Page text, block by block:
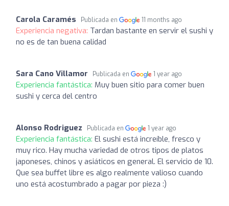
Carola Caramés Publicada en 11 months ago
Experiencia negativa: Tardan bastante en servir el sushi y
no es de tan buena calidad
Sara Cano Villamor Publicada en 1 year ago
Experiencia fantástica: Muy buen sitio para comer buen
sushi y cerca del centro
Alonso Rodriguez Publicada en 1 year ago
Experiencia fantástica: El sushi está increíble, fresco y
muy rico. Hay mucha variedad de otros tipos de platos
japoneses, chinos y asiáticos en general. El servicio de 10.
Que sea buffet libre es algo realmente valioso cuando
uno está acostumbrado a pagar por pieza :)